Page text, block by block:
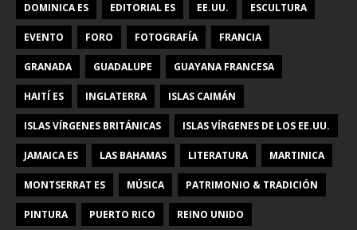
DOMINICA ES EDITORIAL ES EE.UU. ESCULTURA
EVENTO FORO FOTOGRAFÍA FRANCIA
GRANADA GUADALUPE GUAYANA FRANCESA
HAITÍ ES INGLATERRA ISLAS CAIMÁN
ISLAS VÍRGENES BRITÁNICAS ISLAS VÍRGENES DE LOS EE.UU.
JAMAICA ES LAS BAHAMAS LITERATURA MARTINICA
MONTSERRAT ES MÚSICA PATRIMONIO & TRADICIÓN
PINTURA PUERTO RICO REINO UNIDO